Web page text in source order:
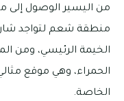
من اليسير الوصول إلى
منطقة شعم لتواجد
الخيمة الرئيسي، ومن
الحمراء، وهي موقع
الخاصة.